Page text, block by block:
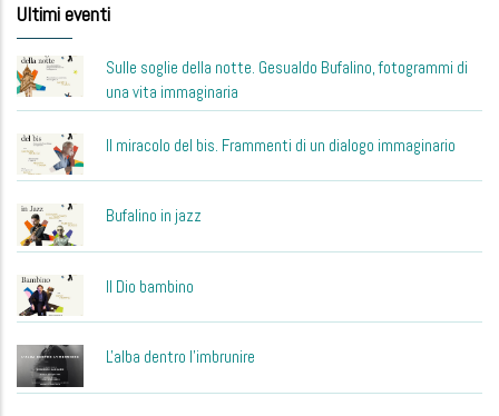
Ultimi eventi
Sulle soglie della notte. Gesualdo Bufalino, fotogrammi di
una vita immaginaria
Il miracolo del bis. Frammenti di un dialogo immaginario
Bufalino in jazz
Il Dio bambino
L'alba dentro l'imbrunire